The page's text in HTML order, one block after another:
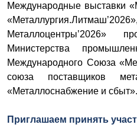
Международные выставки
Металлоцентры’2026»
Министерства
Международного Союза
союза поставщиков
«Металлоснабжение и сбыт».
Приглашаем принять